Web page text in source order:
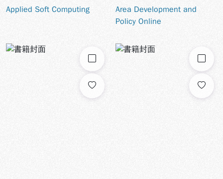
Applied Soft Computing
Area Development and
Policy Online
勾選 勾選